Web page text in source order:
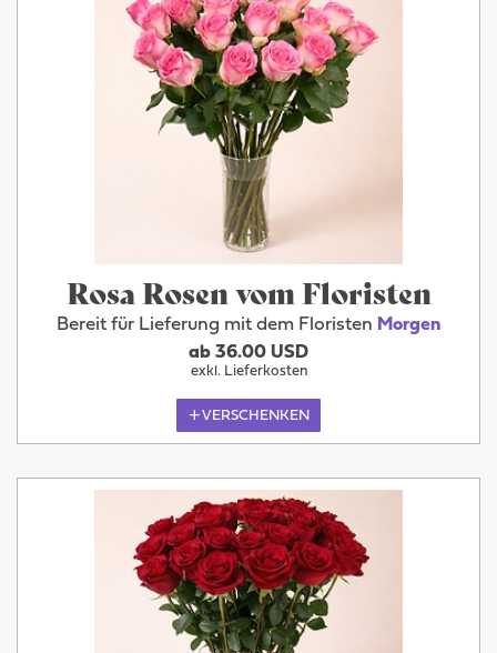
Rosa Rosen vom Floristen
Bereit für Lieferung mit dem Floristen Morgen
ab 36.00 USD
exkl. Lieferkosten
VERSCHENKEN